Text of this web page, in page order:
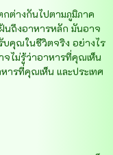
ต่างกันไปตามภูมิภาค
ถึงอาหารหลัก มันอาจ
คุณในชีวิตจริง อย่างไร
ไม่รู้ว่าอาหารที่คุณเห็น
ารที่คุณเห็น และประเทศ